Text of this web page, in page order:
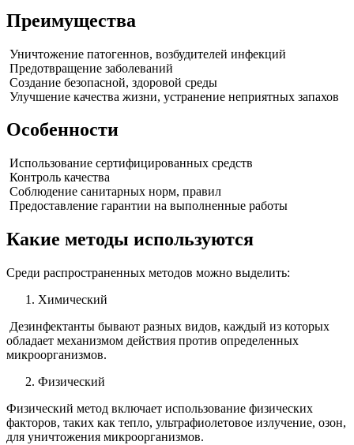
Преимущества
Уничтожение патогеннов, возбудителей инфекций
Предотвращение заболеваний
Создание безопасной, здоровой среды
Улучшение качества жизни, устранение неприятных запахов
Особенности
Использование сертифицированных средств
Контроль качества
Соблюдение санитарных норм, правил
Предоставление гарантии на выполненные работы
Какие методы используются
Среди распространенных методов можно выделить:
Химический
Дезинфектанты бывают разных видов, каждый из которых
обладает механизмом действия против определенных
микроорганизмов.
Физический
Физический метод включает использование физических
факторов, таких как тепло, ультрафиолетовое излучение, озон,
для уничтожения микроорганизмов.